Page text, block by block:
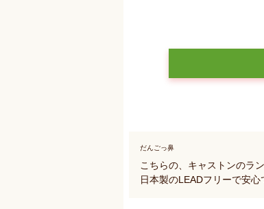
だんごっ鼻
こちらの、キャストンのラ
日本製のLEADフリーで安